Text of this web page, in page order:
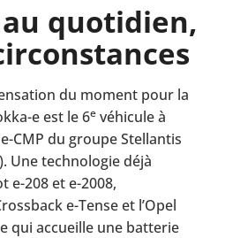
quotidien,
du moment pour la
e est le 6e véhicule à
CMP du groupe Stellantis
Une technologie déjà
e-208 et e-2008,
e-Tense et l’Opel
qui accueille une batterie